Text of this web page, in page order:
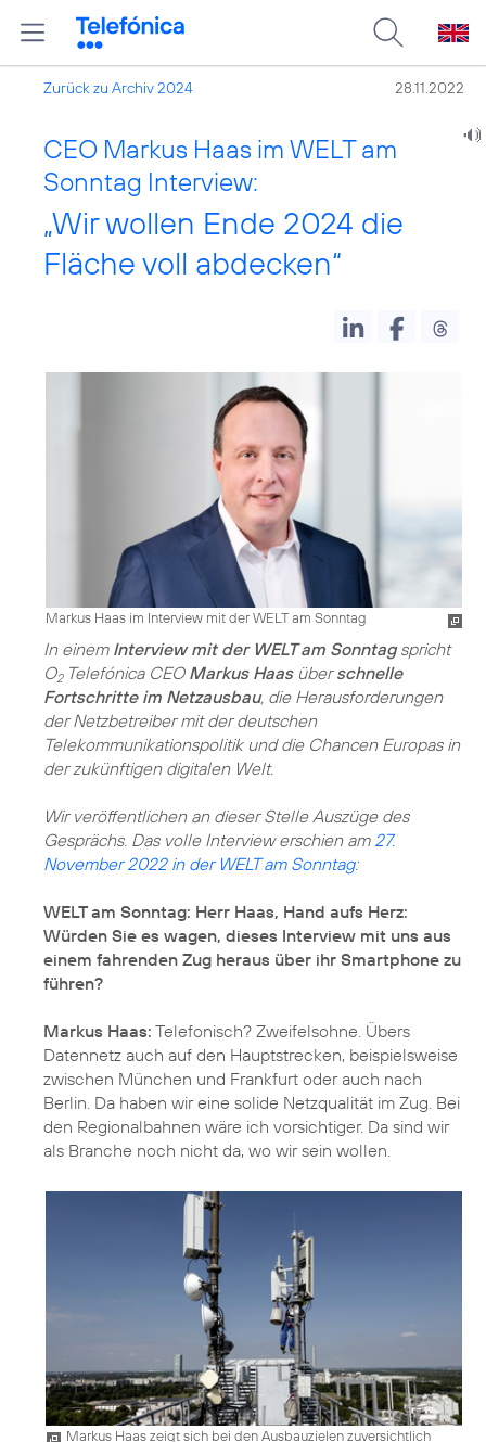
Zurück zu Archiv 2024 28.11.2022
CEO Markus Haas im WELT am
Sonntag Interview:
„Wir wollen Ende 2024 die
Fläche voll abdecken“
Markus Haas im Interview mit der WELT am Sonntag
In einem Interview mit der WELT am Sonntagspricht
O2Telefónica CEO Markus Haasüberschnelle
Fortschritte im Netzausbau, die Herausforderungen
der Netzbetreiber mit der deutschen
Telekommunikations­politik und die Chancen Europas in
der zukünftigen digitalen Welt.
Wir veröffentlichen an dieser Stelle Auszüge des
Gesprächs. Das volle Interview erschien am 27.
November 2022 in der WELT am Sonntag:
WELT am Sonntag: Herr Haas, Hand aufs Herz:
Würden Sie es wagen, dieses Interview mit uns aus
einem fahrenden Zug heraus über ihr Smartphone zu
führen?
Markus Haas: Telefonisch? Zweifelsohne. Übers
Datennetz auch auf den Hauptstrecken, beispielsweise
zwischen München und Frankfurt oder auch nach
Berlin. Da haben wir eine solide Netzqualität im Zug. Bei
den Regionalbahnen wäre ich vorsichtiger. Da sind wir
als Branche noch nicht da, wo wir sein wollen.
Markus Haas zeigt sich bei den Ausbauzielen zuversichtlich